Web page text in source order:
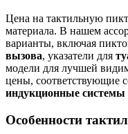
Цена на тактильную
материала. В нашем
варианты, включая
вызова, указатели для
модели для лучшей
цены, соответствующие
индукционные системы
Особенности